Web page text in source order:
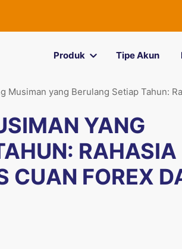
Produk Tipe Akun
Musiman yang Berulang Setiap Tahun:
YANG
RAHASIA
CUAN FOREX